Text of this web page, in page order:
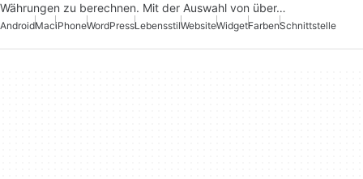
Währungen zu berechnen. Mit der Auswahl von über…
AndroidMaciPhoneWordPressLebensstilWebsiteWidgetFarbenSchnittstelle